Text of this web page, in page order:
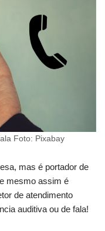
Foto: Pixabay
mas é portador de
mesmo assim é
de atendimento
auditiva ou de fala!